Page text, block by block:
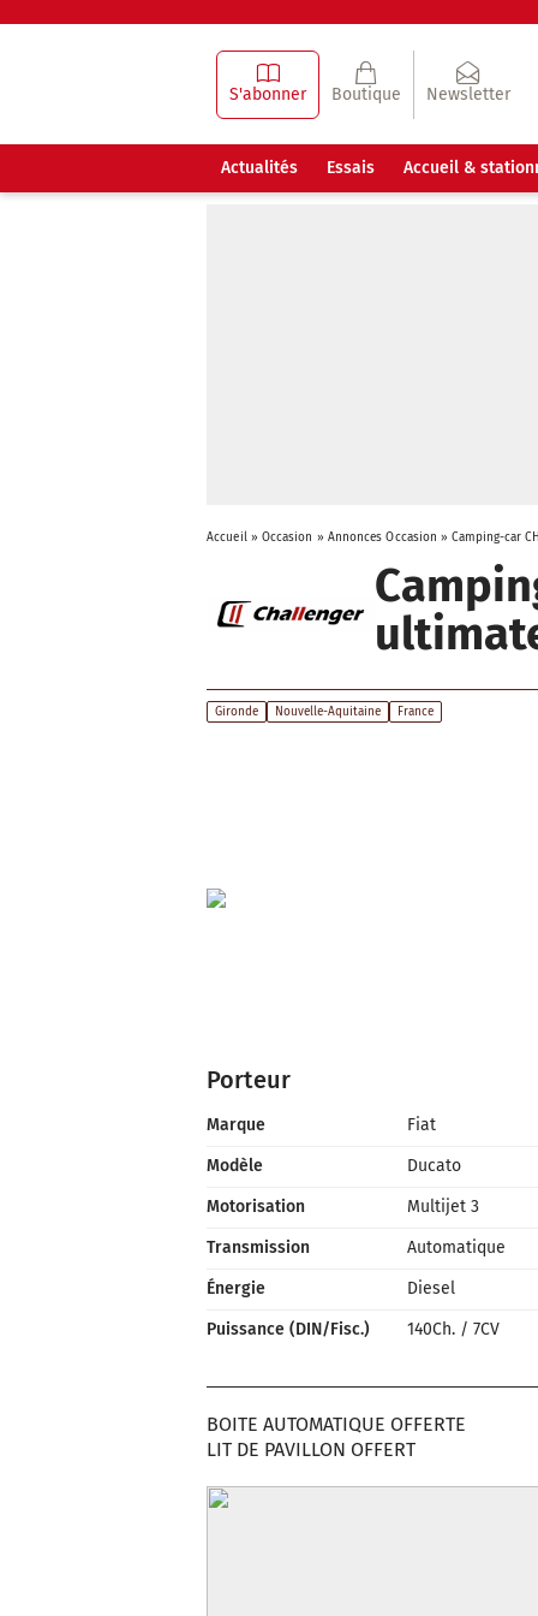
S'abonner Boutique Newsletter
Actualités Essais Accueil &
Accueil» Occasion » Annonces Occasion »Camping-car
Gironde Nouvelle-Aquitaine France
Porteur
Marque
Fiat
Modèle
Ducato
Motorisation
Multijet 3
Transmission
Automatique
Énergie
Diesel
Puissance (DIN/Fisc.)
140Ch./ 7CV
BOITE AUTOMATIQUE OFFERTE
LIT DE PAVILLON OFFERT